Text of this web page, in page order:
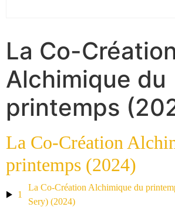
La Co-Création
Alchimique du
printemps
La Co-Création
printemps (2024)
1
La Co-Création Alchimique du
Sery) (2024)